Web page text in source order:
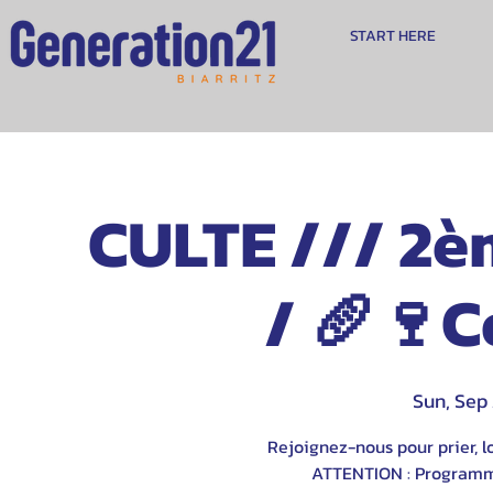
START HERE
CULTE ///
/
Sun,
Rejoignez-nous pour prier,
ATTENTION :